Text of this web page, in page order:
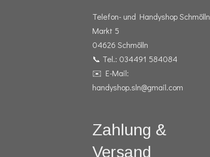
Telefon- und Handyshop Schmölln
Markt 5
04626 Schmölln
📞 Tel.: 034491 584084
✉️ E-Mail:
handyshop.sln@gmail.com
Zahlung &
Versand